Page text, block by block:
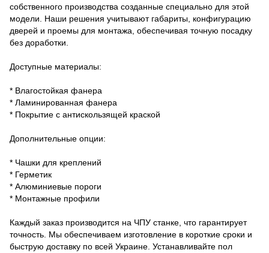
собственного производства созданные специально для этой
модели. Наши решения учитывают габариты, конфигурацию
дверей и проемы для монтажа, обеспечивая точную посадку
без доработки.
Доступные материалы:
* Влагостойкая фанера
* Ламинированная фанера
* Покрытие с антискользящей краской
Дополнительные опции:
* Чашки для креплений
* Герметик
* Алюминиевые пороги
* Монтажные профили
Каждый заказ производится на ЧПУ станке, что гарантирует
точность. Мы обеспечиваем изготовление в короткие сроки и
быструю доставку по всей Украине. Устанавливайте пол